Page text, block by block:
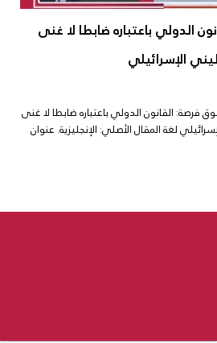
الدولي باعتباره ضابطا لا غنى
الإسرائيلي
فرصة: القانون الدولي باعتباره ضابطا لا غنى
لغة المقال الأصلي: الإنجليزية. عنوان